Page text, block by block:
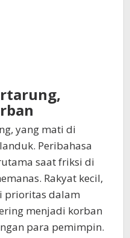
yang mati di
Peribahasa
saat friksi di
Rakyat kecil,
prioritas dalam
menjadi korban
para pemimpin.